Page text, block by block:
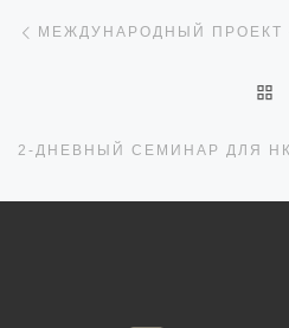
Навигация по